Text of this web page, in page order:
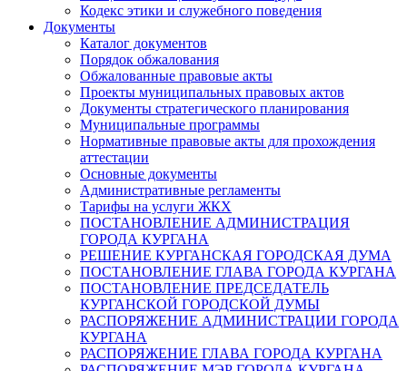
Кодекс этики и служебного поведения
Документы
Каталог документов
Порядок обжалования
Обжалованные правовые акты
Проекты муниципальных правовых актов
Документы стратегического планирования
Муниципальные программы
Нормативные правовые акты для прохождения
аттестации
Основные документы
Административные регламенты
Тарифы на услуги ЖКХ
ПОСТАНОВЛЕНИЕ АДМИНИСТРАЦИЯ
ГОРОДА КУРГАНА
РЕШЕНИЕ КУРГАНСКАЯ ГОРОДСКАЯ ДУМА
ПОСТАНОВЛЕНИЕ ГЛАВА ГОРОДА КУРГАНА
ПОСТАНОВЛЕНИЕ ПРЕДСЕДАТЕЛЬ
КУРГАНСКОЙ ГОРОДСКОЙ ДУМЫ
РАСПОРЯЖЕНИЕ АДМИНИСТРАЦИИ ГОРОДА
КУРГАНА
РАСПОРЯЖЕНИЕ ГЛАВА ГОРОДА КУРГАНА